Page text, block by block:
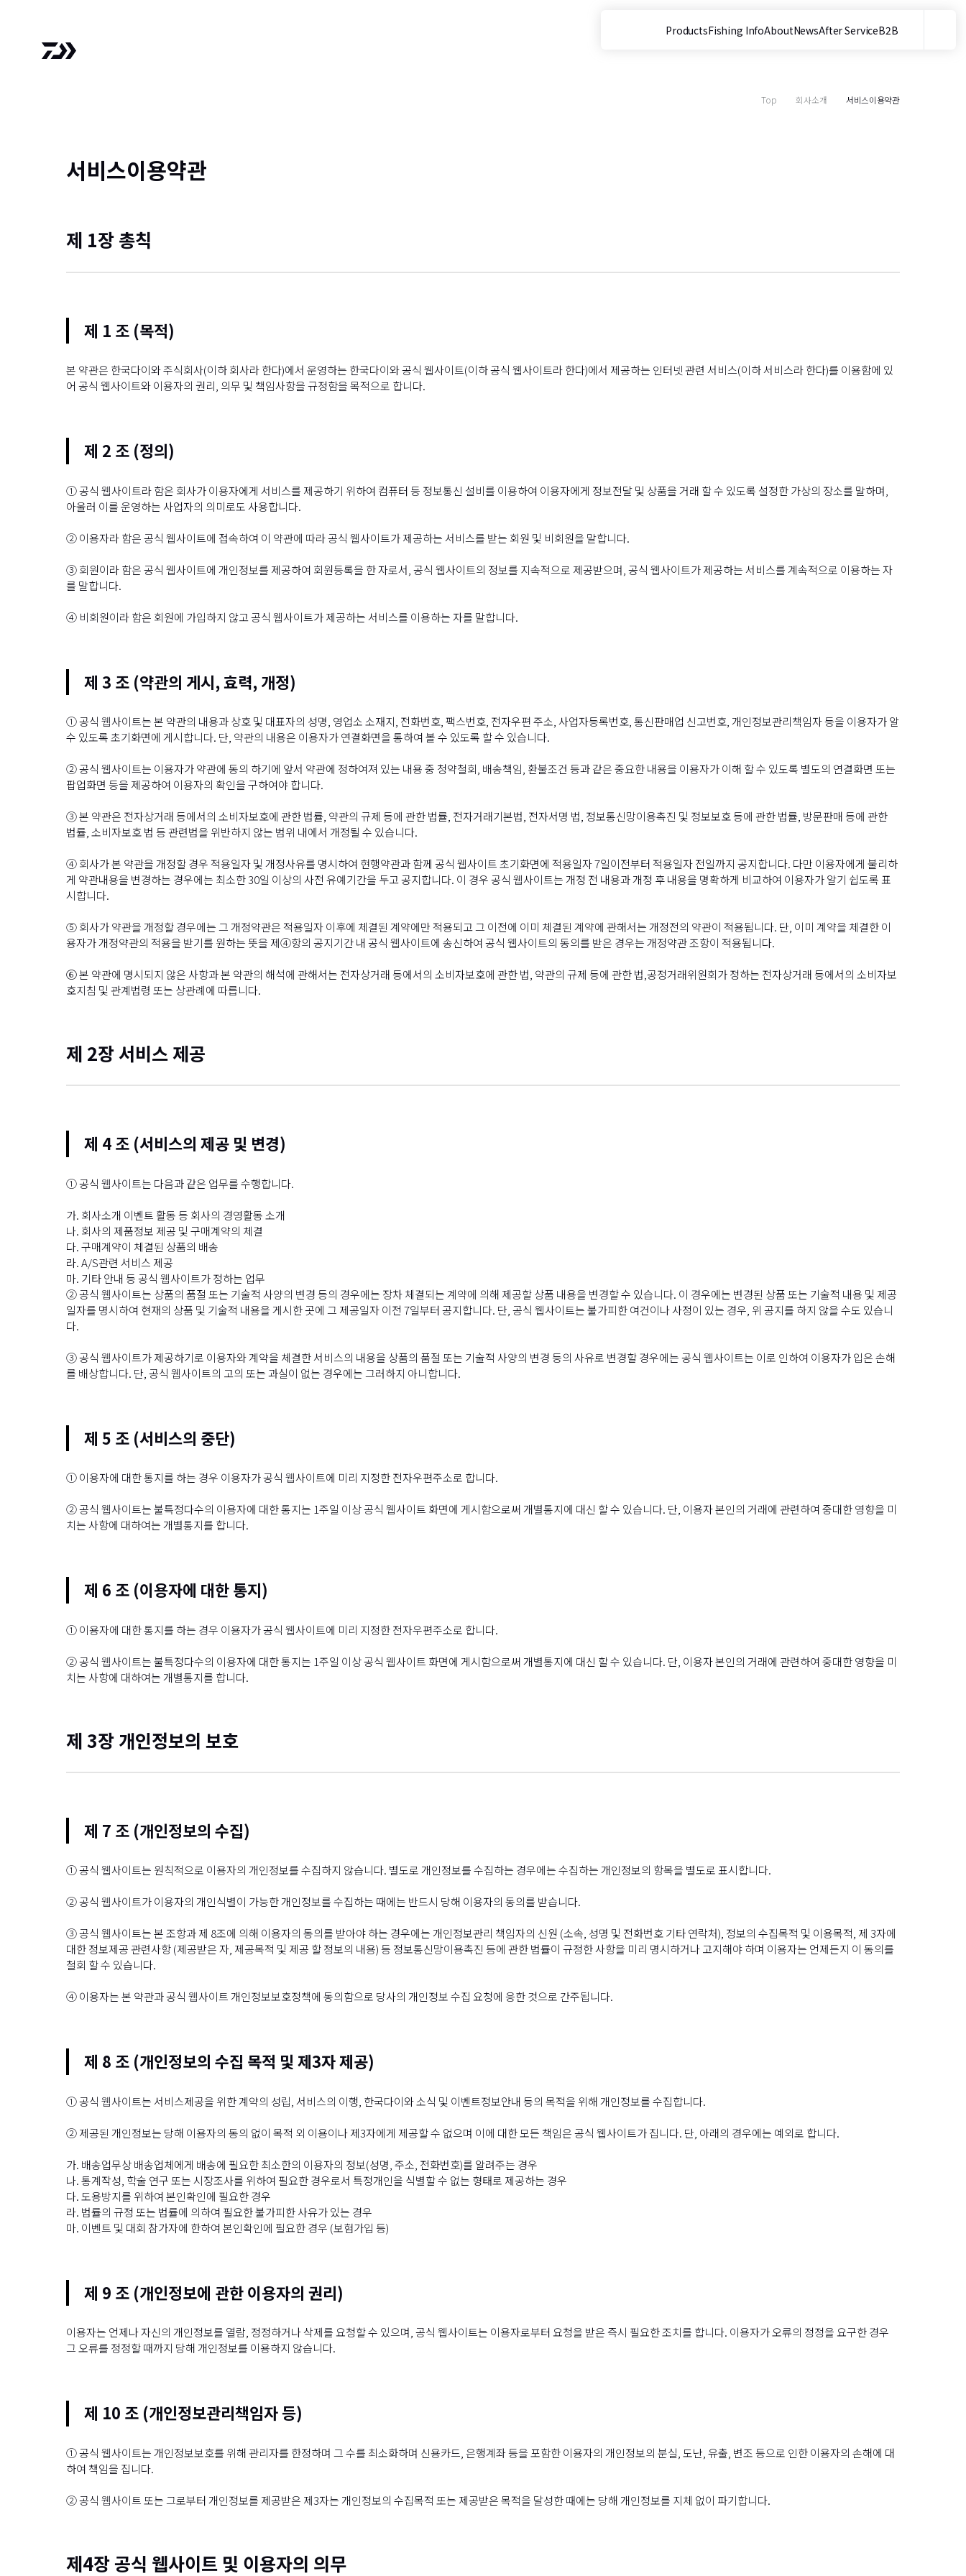
ProductsFishing InfoAboutNewsAfter ServiceB2B
사이트 내 검색
Top 회사소개 서비스이용약관
서비스이용약관
제 1장 총칙
제 1 조 (목적)
본 약관은 한국다이와 주식회사(이하 회사라 한다)에서 운영하는 한국다이와 공식 웹사이트(이하 공식 웹사이트라 한다)에서 제공하는 인터넷 관련 서비스(이하 서비스라 한다)를 이용함에 있
어 공식 웹사이트와 이용자의 권리, 의무 및 책임사항을 규정함을 목적으로 합니다.
제 2 조 (정의)
① 공식 웹사이트라 함은 회사가 이용자에게 서비스를 제공하기 위하여 컴퓨터 등 정보통신 설비를 이용하여 이용자에게 정보전달 및 상품을 거래 할 수 있도록 설정한 가상의 장소를 말하며,
아울러 이를 운영하는 사업자의 의미로도 사용합니다.
② 이용자라 함은 공식 웹사이트에 접속하여 이 약관에 따라 공식 웹사이트가 제공하는 서비스를 받는 회원 및 비회원을 말합니다.
③ 회원이라 함은 공식 웹사이트에 개인정보를 제공하여 회원등록을 한 자로서, 공식 웹사이트의 정보를 지속적으로 제공받으며, 공식 웹사이트가 제공하는 서비스를 계속적으로 이용하는 자
를 말합니다.
④ 비회원이라 함은 회원에 가입하지 않고 공식 웹사이트가 제공하는 서비스를 이용하는 자를 말합니다.
제 3 조 (약관의 게시, 효력, 개정)
① 공식 웹사이트는 본 약관의 내용과 상호 및 대표자의 성명, 영업소 소재지, 전화번호, 팩스번호, 전자우편 주소, 사업자등록번호, 통신판매업 신고번호, 개인정보관리책임자 등을 이용자가 알
수 있도록 초기화면에 게시합니다. 단, 약관의 내용은 이용자가 연결화면을 통하여 볼 수 있도록 할 수 있습니다.
② 공식 웹사이트는 이용자가 약관에 동의 하기에 앞서 약관에 정하여져 있는 내용 중 청약철회, 배송책임, 환불조건 등과 같은 중요한 내용을 이용자가 이해 할 수 있도록 별도의 연결화면 또는
팝업화면 등을 제공하여 이용자의 확인을 구하여야 합니다.
③ 본 약관은 전자상거래 등에서의 소비자보호에 관한 법률, 약관의 규제 등에 관한 법률, 전자거래기본법, 전자서명 법, 정보통신망이용촉진 및 정보보호 등에 관한 법률, 방문판매 등에 관한
법률, 소비자보호 법 등 관련법을 위반하지 않는 범위 내에서 개정될 수 있습니다.
④ 회사가 본 약관을 개정할 경우 적용일자 및 개정사유를 명시하여 현행약관과 함께 공식 웹사이트 초기화면에 적용일자 7일이전부터 적용일자 전일까지 공지합니다. 다만 이용자에게 불리하
게 약관내용을 변경하는 경우에는 최소한 30일 이상의 사전 유예기간을 두고 공지합니다. 이 경우 공식 웹사이트는 개정 전 내용과 개정 후 내용을 명확하게 비교하여 이용자가 알기 쉽도록 표
시합니다.
⑤ 회사가 약관을 개정할 경우에는 그 개정약관은 적용일자 이후에 체결된 계약에만 적용되고 그 이전에 이미 체결된 계약에 관해서는 개정전의 약관이 적용됩니다. 단, 이미 계약을 체결한 이
용자가 개정약관의 적용을 받기를 원하는 뜻을 제④항의 공지기간 내 공식 웹사이트에 송신하여 공식 웹사이트의 동의를 받은 경우는 개정약관 조항이 적용됩니다.
⑥ 본 약관에 명시되지 않은 사항과 본 약관의 해석에 관해서는 전자상거래 등에서의 소비자보호에 관한 법, 약관의 규제 등에 관한 법,공정거래위원회가 정하는 전자상거래 등에서의 소비자보
호지침 및 관계법령 또는 상관례에 따릅니다.
제 2장 서비스 제공
제 4 조 (서비스의 제공 및 변경)
① 공식 웹사이트는 다음과 같은 업무를 수행합니다.
가. 회사소개 이벤트 활동 등 회사의 경영활동 소개
나. 회사의 제품정보 제공 및 구매계약의 체결
다. 구매계약이 체결된 상품의 배송
라. A/S관련 서비스 제공
마. 기타 안내 등 공식 웹사이트가 정하는 업무
② 공식 웹사이트는 상품의 품절 또는 기술적 사양의 변경 등의 경우에는 장차 체결되는 계약에 의해 제공할 상품 내용을 변경할 수 있습니다. 이 경우에는 변경된 상품 또는 기술적 내용 및 제공
일자를 명시하여 현재의 상품 및 기술적 내용을 게시한 곳에 그 제공일자 이전 7일부터 공지합니다. 단, 공식 웹사이트는 불가피한 여건이나 사정이 있는 경우, 위 공지를 하지 않을 수도 있습니
다.
③ 공식 웹사이트가 제공하기로 이용자와 계약을 체결한 서비스의 내용을 상품의 품절 또는 기술적 사양의 변경 등의 사유로 변경할 경우에는 공식 웹사이트는 이로 인하여 이용자가 입은 손해
를 배상합니다. 단, 공식 웹사이트의 고의 또는 과실이 없는 경우에는 그러하지 아니합니다.
제 5 조 (서비스의 중단)
① 이용자에 대한 통지를 하는 경우 이용자가 공식 웹사이트에 미리 지정한 전자우편주소로 합니다.
② 공식 웹사이트는 불특정다수의 이용자에 대한 통지는 1주일 이상 공식 웹사이트 화면에 게시함으로써 개별통지에 대신 할 수 있습니다. 단, 이용자 본인의 거래에 관련하여 중대한 영향을 미
치는 사항에 대하여는 개별통지를 합니다.
제 6 조 (이용자에 대한 통지)
① 이용자에 대한 통지를 하는 경우 이용자가 공식 웹사이트에 미리 지정한 전자우편주소로 합니다.
② 공식 웹사이트는 불특정다수의 이용자에 대한 통지는 1주일 이상 공식 웹사이트 화면에 게시함으로써 개별통지에 대신 할 수 있습니다. 단, 이용자 본인의 거래에 관련하여 중대한 영향을 미
치는 사항에 대하여는 개별통지를 합니다.
제 3장 개인정보의 보호
제 7 조 (개인정보의 수집)
① 공식 웹사이트는 원칙적으로 이용자의 개인정보를 수집하지 않습니다. 별도로 개인정보를 수집하는 경우에는 수집하는 개인정보의 항목을 별도로 표시합니다.
② 공식 웹사이트가 이용자의 개인식별이 가능한 개인정보를 수집하는 때에는 반드시 당해 이용자의 동의를 받습니다.
③ 공식 웹사이트는 본 조항과 제 8조에 의해 이용자의 동의를 받아야 하는 경우에는 개인정보관리 책임자의 신원 (소속, 성명 및 전화번호 기타 연락처), 정보의 수집목적 및 이용목적, 제 3자에
대한 정보제공 관련사항 (제공받은 자, 제공목적 및 제공 할 정보의 내용) 등 정보통신망이용촉진 등에 관한 법률이 규정한 사항을 미리 명시하거나 고지해야 하며 이용자는 언제든지 이 동의를
철회 할 수 있습니다.
④ 이용자는 본 약관과 공식 웹사이트 개인정보보호정책에 동의함으로 당사의 개인정보 수집 요청에 응한 것으로 간주됩니다.
제 8 조 (개인정보의 수집 목적 및 제3자 제공)
① 공식 웹사이트는 서비스제공을 위한 계약의 성립, 서비스의 이행, 한국다이와 소식 및 이벤트정보안내 등의 목적을 위해 개인정보를 수집합니다.
② 제공된 개인정보는 당해 이용자의 동의 없이 목적 외 이용이나 제3자에게 제공할 수 없으며 이에 대한 모든 책임은 공식 웹사이트가 집니다. 단, 아래의 경우에는 예외로 합니다.
가. 배송업무상 배송업체에게 배송에 필요한 최소한의 이용자의 정보(성명, 주소, 전화번호)를 알려주는 경우
나. 통계작성, 학술 연구 또는 시장조사를 위하여 필요한 경우로서 특정개인을 식별할 수 없는 형태로 제공하는 경우
다. 도용방지를 위하여 본인확인에 필요한 경우
라. 법률의 규정 또는 법률에 의하여 필요한 불가피한 사유가 있는 경우
마. 이벤트 및 대회 참가자에 한하여 본인확인에 필요한 경우 (보험가입 등)
제 9 조 (개인정보에 관한 이용자의 권리)
이용자는 언제나 자신의 개인정보를 열람, 정정하거나 삭제를 요청할 수 있으며, 공식 웹사이트는 이용자로부터 요청을 받은 즉시 필요한 조치를 합니다. 이용자가 오류의 정정을 요구한 경우
그 오류를 정정할 때까지 당해 개인정보를 이용하지 않습니다.
제 10 조 (개인정보관리책임자 등)
① 공식 웹사이트는 개인정보보호를 위해 관리자를 한정하며 그 수를 최소화하며 신용카드, 은행계좌 등을 포함한 이용자의 개인정보의 분실, 도난, 유출, 변조 등으로 인한 이용자의 손해에 대
하여 책임을 집니다.
② 공식 웹사이트 또는 그로부터 개인정보를 제공받은 제3자는 개인정보의 수집목적 또는 제공받은 목적을 달성한 때에는 당해 개인정보를 지체 없이 파기합니다.
제4장 공식 웹사이트 및 이용자의 의무